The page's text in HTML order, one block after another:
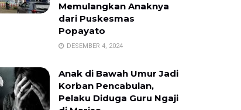
Memulangkan Anaknya
dari Puskesmas
Popayato
DESEMBER 4, 2024
Anak di Bawah Umur Jadi
Korban Pencabulan,
Pelaku Diduga Guru Ngaji